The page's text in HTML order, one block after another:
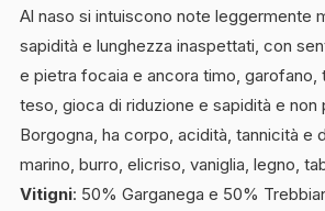
Al naso si intuiscono note leggermente
sapidità e lunghezza inaspettati, con
e pietra focaia e ancora timo,
teso, gioca di riduzione e sapidità e non
Borgogna, ha corpo, acidità, tannicità e
marino, burro, elicriso, vaniglia, legno,
Vitigni: 50% Garganega e 50%